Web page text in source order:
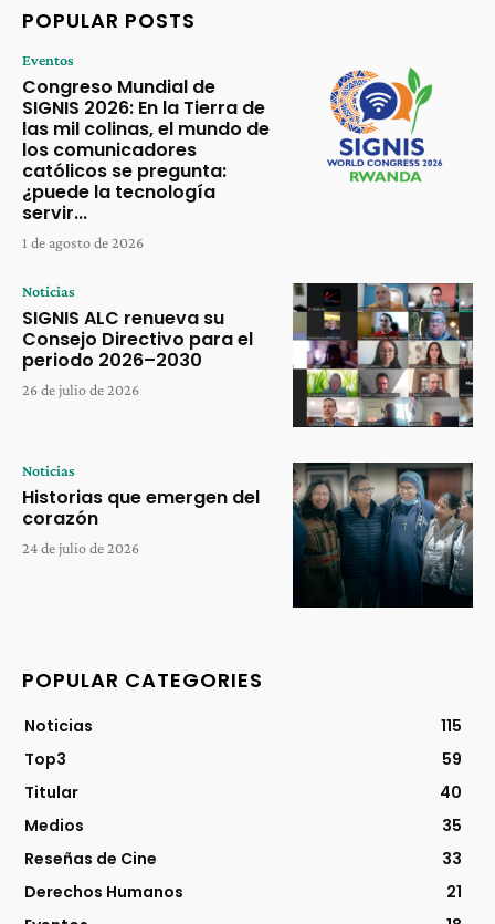
POPULAR POSTS
Eventos
Congreso Mundial de
SIGNIS 2026: En la Tierra de
las mil colinas, el mundo de
los comunicadores
católicos se pregunta:
¿puede la tecnología
servir...
1 de agosto de 2026
Noticias
SIGNIS ALC renueva su
Consejo Directivo para el
periodo 2026–2030
26 de julio de 2026
Noticias
Historias que emergen del
corazón
24 de julio de 2026
POPULAR CATEGORIES
Noticias
115
Top3
59
Titular
40
Medios
35
Reseñas de Cine
33
Derechos Humanos
21